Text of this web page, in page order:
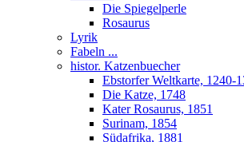
Die Spiegelperle
Rosaurus
Lyrik
Fabeln ...
histor. Katzenbuecher
Ebstorfer Weltkarte, 1240-
Die Katze, 1748
Kater Rosaurus, 1851
Surinam, 1854
Südafrika, 1881